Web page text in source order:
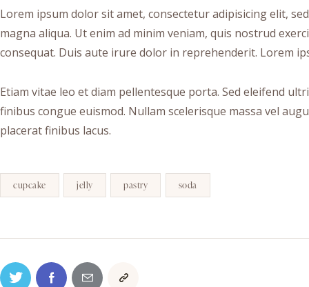
Lorem ipsum dolor sit amet, consectetur adipisicing elit,
magna aliqua. Ut enim ad minim veniam, quis nostrud
consequat. Duis aute irure dolor in reprehenderit. Lorem
Etiam vitae leo et diam pellentesque porta. Sed eleifend
finibus congue euismod. Nullam scelerisque massa vel
placerat finibus lacus.
cupcake jelly pastry soda